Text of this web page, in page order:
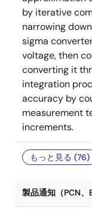
by iterative
narrowing
sigma
voltage, then
converting it
integration
accuracy by
measurement
increments.
もっと見る (76)
製品通知（PCN